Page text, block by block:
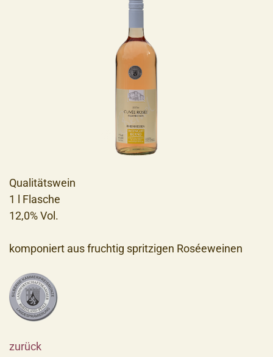
Qualitätswein
1 l Flasche
12,0% Vol.
komponiert aus fruchtig spritzigen Roséeweinen
zurück